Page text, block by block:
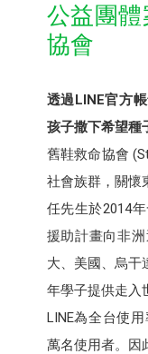
公益團
協會
透過LINE官方
孩子撒下希望種
舊鞋救命協會
社會族群，關懷
任先生於2014
援助計畫向非
大、美國、烏干
年學子提供走入
LINE為全台使
萬名使用者。因